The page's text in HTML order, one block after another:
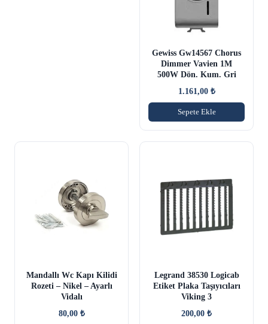
Gewiss Gw14567 Chorus
Dimmer Vavien 1M
500W Dön. Kum. Gri
1.161,00 ₺
Sepete Ekle
Mandallı Wc Kapı Kilidi
Rozeti – Nikel – Ayarlı
Vidalı
80,00 ₺
Legrand 38530 Logicab
Etiket Plaka Taşıyıcıları
Viking 3
200,00 ₺